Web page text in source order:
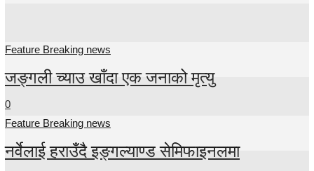
Feature Breaking news
जङ्गली च्याउ खाँदा एक जनाको मृत्यु
0
Feature Breaking news
नर्वेलाई हराउँदै इङ्गल्याण्ड सेमिफाइनलमा